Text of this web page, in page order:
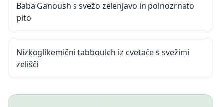
Baba Ganoush s svežo zelenjavo in polnozrnato
pito
Nizkoglikemični tabbouleh iz cvetače s svežimi
zelišči